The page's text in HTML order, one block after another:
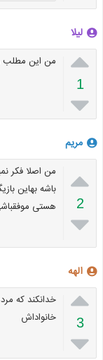
لیلا

1

من این مطلب
مریم

2

من اصلا فکر
باشه بهاین
هستی
الهه

3

خدانکند که
خانواداش